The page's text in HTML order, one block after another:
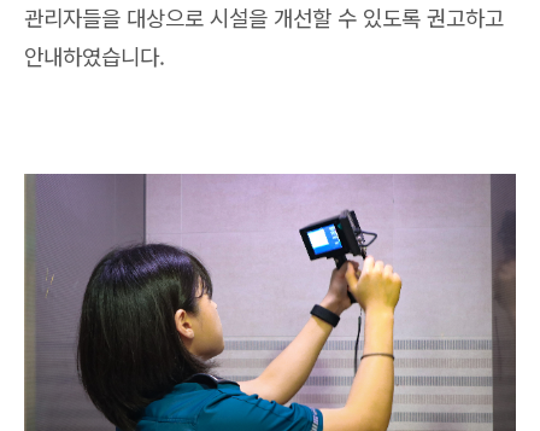
관리자들을 대상으로 시설을 개선할 수 있도록 권고하고
안내하였습니다.